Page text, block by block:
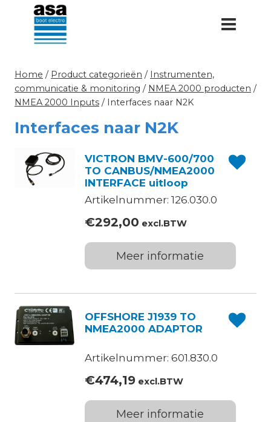
Doorgaan
inhoud
Home / Product categorieën / Instrumenten,
communicatie & monitoring / NMEA 2000 producten /
NMEA 2000 Inputs / Interfaces naar N2K
Interfaces naar N2K
VICTRON BMV-600/700
TO CANBUS/NMEA2000
INTERFACE uitloop
Artikelnummer: 126.030.0
€292,00 excl.BTW
Meer informatie
OFFSHORE J1939 TO
NMEA2000 ADAPTOR
Artikelnummer: 601.830.0
€474,19excl.BTW
Meer informatie